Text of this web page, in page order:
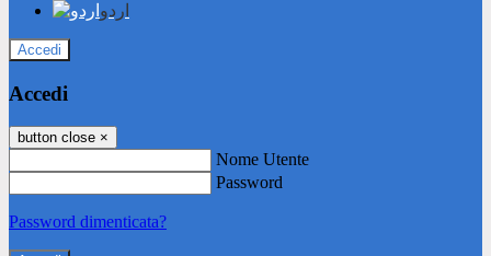
اردو
Accedi
Accedi
button close ×
Nome Utente
Password
Password dimenticata?